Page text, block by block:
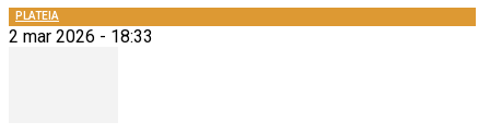
PLATEIA
2 mar 2026 - 18:33